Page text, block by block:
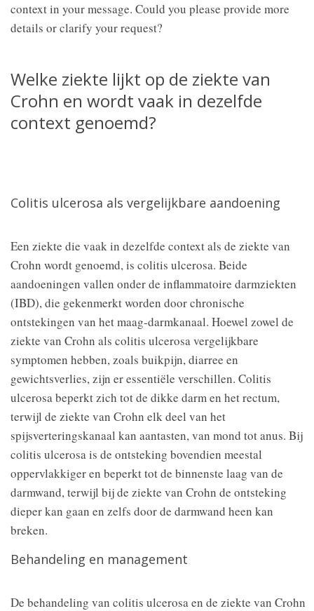
context in your message. Could you please provide more
details or clarify your request?
Welke ziekte lijkt op de ziekte van
Crohn en wordt vaak in dezelfde
context genoemd?
Colitis ulcerosa als vergelijkbare aandoening
Een ziekte die vaak in dezelfde context als de ziekte van
Crohn wordt genoemd, is colitis ulcerosa. Beide
aandoeningen vallen onder de inflammatoire darmziekten
(IBD), die gekenmerkt worden door chronische
ontstekingen van het maag-darmkanaal. Hoewel zowel de
ziekte van Crohn als colitis ulcerosa vergelijkbare
symptomen hebben, zoals buikpijn, diarree en
gewichtsverlies, zijn er essentiële verschillen. Colitis
ulcerosa beperkt zich tot de dikke darm en het rectum,
terwijl de ziekte van Crohn elk deel van het
spijsverteringskanaal kan aantasten, van mond tot anus. Bij
colitis ulcerosa is de ontsteking bovendien meestal
oppervlakkiger en beperkt tot de binnenste laag van de
darmwand, terwijl bij de ziekte van Crohn de ontsteking
dieper kan gaan en zelfs door de darmwand heen kan
breken.
Behandeling en management
De behandeling van colitis ulcerosa en de ziekte van Crohn